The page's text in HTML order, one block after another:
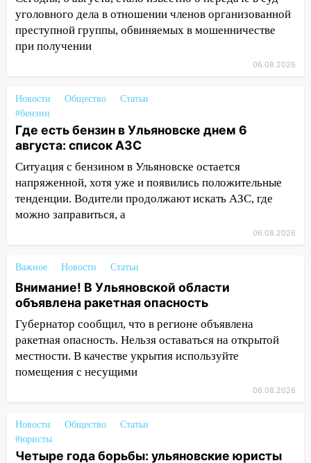
курьера: крупная авария в Ульяновске
15:15
Проводил до квартиры и ограбил:
новый кавалер женщины оказался
14:26
В Ульяновске ограничат движение
по улице Ефремова
14:23 67% ульяновцев готовы
передумать увольняться, если им
повысят зарплату
14:01 Инсценировали ДТП и получили
более 4,6 миллиона рублей: перед
судом предстанет банда
13:36 В Инзе произошел крупный пожар
13:00 В суде защитили репутацию
мужчины, которого необоснованно
обвиняли в жестоком обращении с
животными
12:28 Миллион на «льготниках»: в
Ульяновской области перевозчик
12:10
Ульяновский алиментщик накопил
120 тысяч долга
уголовного дела в отношении членов организованной
преступной группы, обвиняемых в мошенничестве
при получении
06.08.2026
Новости Общество
Статьи
#бензин
Где есть бензин в Ульяновске днем 6
августа: список АЗС
Ситуация с бензином в Ульяновске остается
напряженной, хотя уже и появились положительные
тенденции. Водители продолжают искать АЗС, где
можно заправиться, а
06.08.2026
Важное Новости Статьи
Внимание! В Ульяновской области
объявлена ракетная опасность
Губернатор сообщил, что в регионе объявлена
ракетная опасность. Нельзя оставаться на открытой
местности. В качестве укрытия используйте
помещения с несущими
06.08.2026
Новости Общество
Статьи
#юристы
Четыре года борьбы: ульяновские юристы